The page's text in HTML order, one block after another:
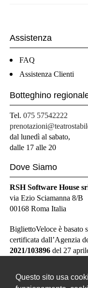
Questo sito usa
Assistenza
FAQ
Assistenza Clienti
Botteghino
Tel. 075 57542222
dal lunedì al sabato,
dalle 17 alle 20
Dove Siamo
RSH Software House
via Ezio Sciamanna 8/B
00168 Roma Italia
BigliettoVeloce è basato
certificata dall’Agenzia
2021/103896 del 27